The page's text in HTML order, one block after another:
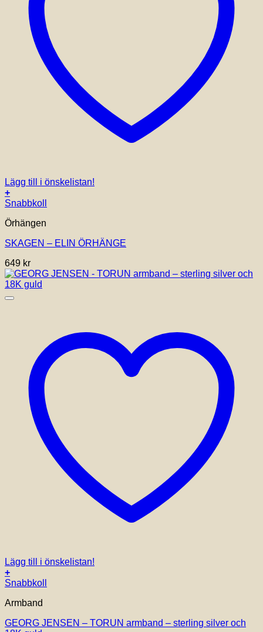
Lägg till i önskelistan!
+
Snabbkoll
Örhängen
SKAGEN – ELIN ÖRHÄNGE
649 kr
Lägg till i önskelistan!
+
Den
produkten
flera
Snabbkoll
Armband
GEORG JENSEN – TORUN armband – sterling silver och